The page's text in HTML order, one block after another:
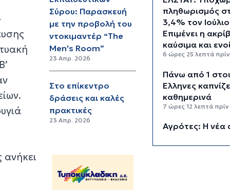
Σύρου: Παρασκευή
με την προβολή του
ντοκιμαντέρ “The
Men's Room”
23 Απρ. 2026
Στο επίκεντρο
δράσεις και καλές
πρακτικές
23 Απρ. 2026
πληθωρισμός
3,4% τον
Επιμένει η
καύσιμα και
6 ώρες 25 λεπτά πρίν
Πάνω από 1
Έλληνες
καθημερινά
7 ώρες 12 λεπτά πρίν
Αγρότες: Η νέα
myAGRO, οι